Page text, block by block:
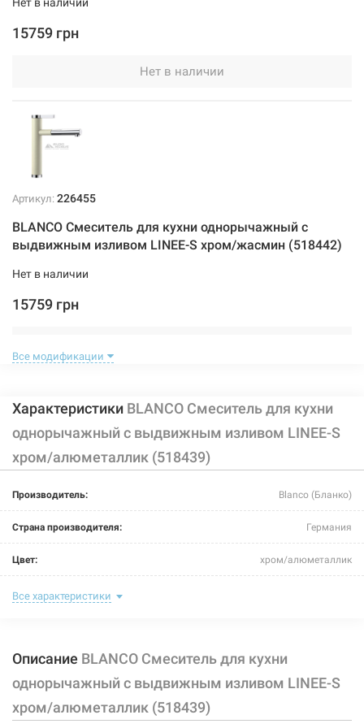
15759 грн
Нет в наличии
Артикул: 226455
BLANCO Смеситель для кухни однорычажный с
выдвижным изливом LINEE-S хром/жасмин (518442)
Нет в наличии
15759 грн
Артикул:226453
BLANCO Смеситель для кухни однорычажный с
выдвижным изливом LINEE-S хром/жемчужный
(520745)
Нет в наличии
15759 грн
Все модификации
Характеристики BLANCO Смеситель для кухни
однорычажный с выдвижным изливом LINEE-S
хром/алюметаллик (518439)
Производитель: Blanco (Бланко)
Страна производителя: Германия
Цвет: хром/алюметаллик
Назначение смесителя:
Размер картриджа:
Тип конструкции: с выносным шлангом
Тип смесителя (крана): однорычажный
Все характеристики
Описание BLANCO Смеситель для кухни
однорычажный с выдвижным изливом LINEE-S
хром/алюметаллик (518439)